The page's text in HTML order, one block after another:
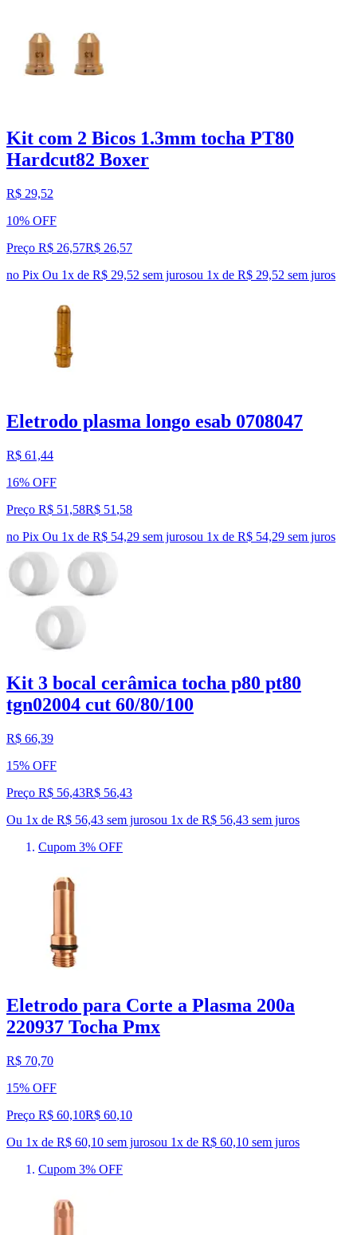
Kit com 2 Bicos 1.3mm tocha PT80
Hardcut82 Boxer
R$ 29,52
10% OFF
Preço R$ 26,57R$ 26,57
no Pix Ou 1x de R$ 29,52 sem jurosou 1x de R$ 29,52 sem juros
Eletrodo plasma longo esab 0708047
R$ 61,44
16% OFF
Preço R$ 51,58R$ 51 ,58
no Pix Ou 1x de R$ 54,29 sem jurosou 1x de R$ 54,29 sem juros
Kit 3 bocal cerâmica tocha p80 pt80
tgn02004 cut 60/80/100
R$ 66,39
15% OFF
Preço R$ 56,43R$ 56,43
Ou 1x de R$ 56,43 sem jurosou 1x de R$ 56,43 sem juros
Cupom 3% OFF
Eletrodo para Corte a Plasma 200a
220937 Tocha Pmx
R$ 70,70
15% OFF
Preço R$ 60,10R$ 60,10
Ou 1x de R$ 60,10 sem jurosou 1x de R$ 60,10 sem juros
Cupom 3% OFF